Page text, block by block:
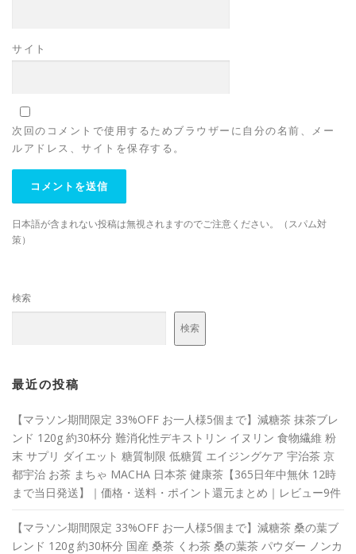
サイト
次回のコメントで使用するためブラウザーに自分の名前、メー
ルアドレス、サイトを保存する。
日本語が含まれない投稿は無視されますのでご注意ください。（スパム対
策）
検索
検索
最近の投稿
【マラソン期間限定 33%OFF お一人様5個まで】減糖茶 抹茶ブレ
ンド 120g 約30杯分 難消化性デキストリン イヌリン 食物繊維 粉
末 サプリ ダイエット 糖質制限 低糖質 エイジングケア 宇治茶 京
都宇治 お茶 まちゃ MACHA 日本茶 健康茶【365日年中無休 12時
まで当日発送】｜価格・送料・ポイント還元まとめ｜レビュー9件
【マラソン期間限定 33%OFF お一人様5個まで】減糖茶 桑の葉ブ
レンド 120g 約30杯分 国産 桑茶 くわ茶 桑の葉茶 パウダー ノンカ